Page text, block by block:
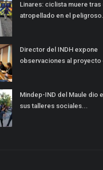
Linares: ciclista muere tras
atropellado en el
Director del INDH expone
observaciones al proyecto
Mindep-IND del Maule dio
sus talleres sociales...